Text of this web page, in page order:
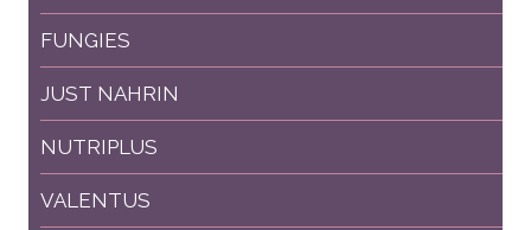
FUNGIES
JUST NAHRIN
NUTRIPLUS
VALENTUS